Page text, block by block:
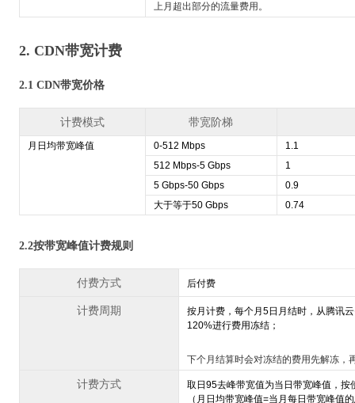
上月超出部分的流量费用。
2. CDN带宽计费
2.1 CDN带宽价格
计费模式 带宽阶梯
月日均带宽峰值 0-512 Mbps
1.1
512 Mbps-5 Gbps
1
5 Gbps-50 Gbps
0.9
大于等于50 Gbps
0.74
2.2按带宽峰值计费规则
付费方式 后付费
计费周期
按月计费，每个月5日月结时，从腾讯
120%进行费用冻结；
下个月结算时会对冻结的费用先解冻，
计费方式
取日95去峰带宽值为当日带宽峰值，
（月日均带宽峰值=当月每日带宽峰值